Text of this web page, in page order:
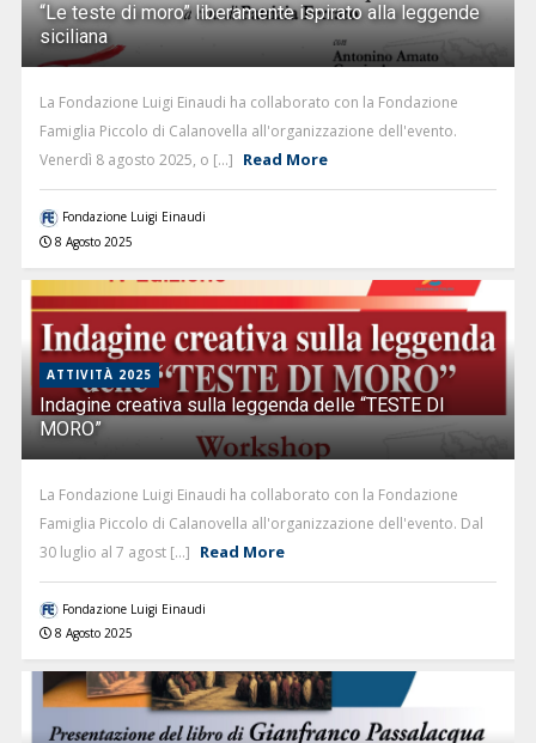
“Le teste di moro” liberamente ispirato alla leggende
siciliana
La Fondazione Luigi Einaudi ha collaborato con la Fondazione
Famiglia Piccolo di Calanovella all'organizzazione dell'evento.
Venerdì 8 agosto 2025, o [...] Read More
Fondazione Luigi Einaudi
8 Agosto 2025
ATTIVITÀ 2025
Indagine creativa sulla leggenda delle “TESTE DI
MORO”
La Fondazione Luigi Einaudi ha collaborato con la Fondazione
Famiglia Piccolo di Calanovella all'organizzazione dell'evento. Dal
30 luglio al 7 agost [...] Read More
Fondazione Luigi Einaudi
8 Agosto 2025